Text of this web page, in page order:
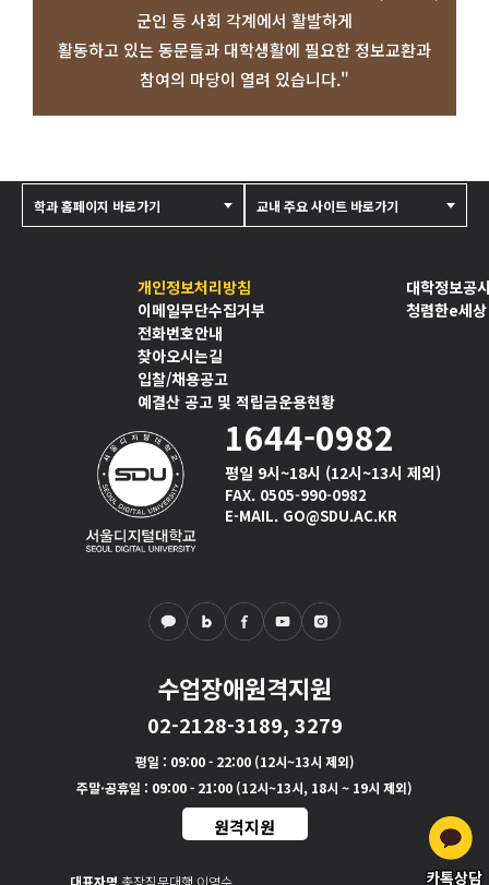
군인 등 사회 각계에서 활발하게
활동하고 있는 동문들과 대학생활에 필요한 정보교환과
참여의 마당이 열려 있습니다."
개인정보처리방침
이메일무단수집거부
전화번호안내
찾아오시는길
입찰/채용공고
예결산 공고 및 적립금운용현황
대학정보공
청렴한e세상
1644-0982
평일 9시~18시 (12시~13시 제외)
FAX. 0505-990-0982
E-MAIL. GO@SDU.AC.KR
수업장애원격지원
02-2128-3189, 3279
평일 : 09:00 - 22:00 (12시~13시 제외)
주말·공휴일 : 09:00 - 21:00 (12시~13시, 18시 ~ 19시 제외)
원격지원
대표자명 총장직무대행 이영수
학과 홈페이지 바로가기 교내 주요 사이트 바로가기
카톡상담